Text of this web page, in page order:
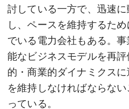
討している一方で、迅速
し、ペースを維持するた
でいる電力会社もある。
能なビジネスモデルを再
的・商業的ダイナミクス
を維持しなければならな
っている。